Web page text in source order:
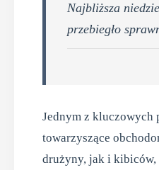
Najbliższa
przebiegło
Jednym z kluczowych
towarzyszące
drużyny, jak i kibiców,